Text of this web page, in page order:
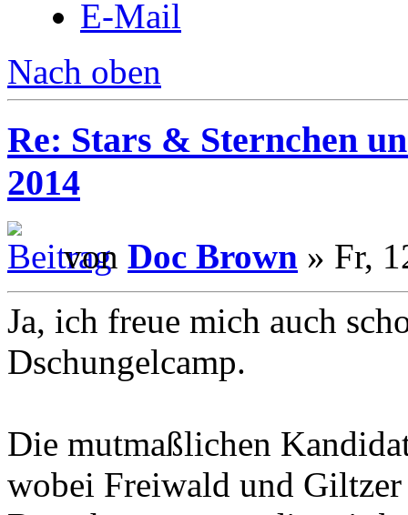
E-Mail
Nach oben
Re: Stars & Sternchen
2014
von Doc Brown » Fr,
Ja, ich freue mich auch
Dschungelcamp.
Die mutmaßlichen
wobei Freiwald und Giltzer